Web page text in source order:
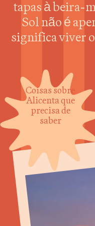
tapas à beira-
Sol não é
significa viver
Coisas sobre
Alicenta que
precisa de
saber